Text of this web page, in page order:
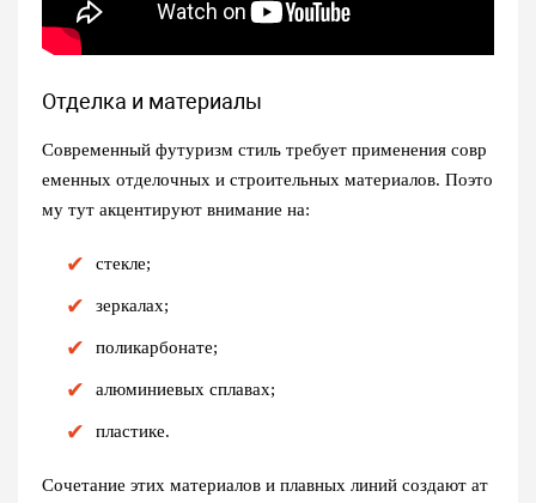
Отделка и материалы
Современный футуризм стиль требует применения совр
еменных отделочных и строительных материалов. Поэто
му тут акцентируют внимание на:
стекле;
зеркалах;
поликарбонате;
алюминиевых сплавах;
пластике.
Сочетание этих материалов и плавных линий создают ат